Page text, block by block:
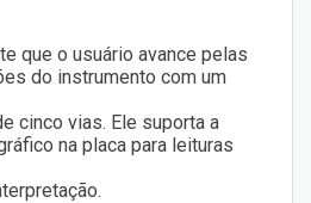
que o usuário avance pelas
do instrumento com um
cinco vias. Ele suporta a
na placa para leituras